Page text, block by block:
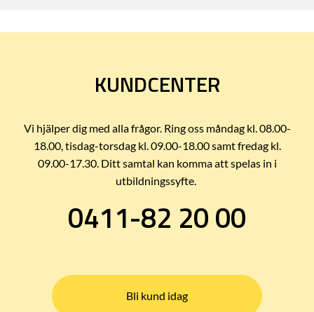
KUNDCENTER
Vi hjälper dig med alla frågor. Ring oss måndag kl. 08.00-
18.00, tisdag-torsdag kl. 09.00-18.00 samt fredag kl.
09.00-17.30. Ditt samtal kan komma att spelas in i
utbildningssyfte.
0411-82 20 00
Bli kund idag